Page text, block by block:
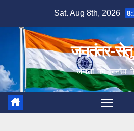
content
Sat. Aug 8th, 2026
जनतंत्र-
जनता का जनता